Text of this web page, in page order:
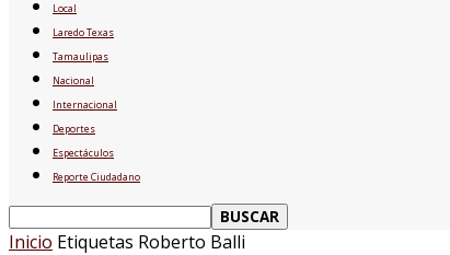
Local
Laredo Texas
Tamaulipas
Nacional
Internacional
Deportes
Espectáculos
Reporte Ciudadano
Inicio Etiquetas Roberto Balli